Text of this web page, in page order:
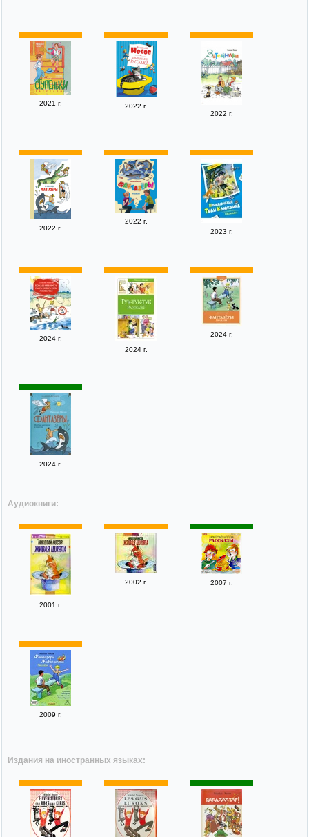
2021 г.
2022 г.
2022 г.
2022 г.
2022 г.
2023 г.
2024 г.
2024 г.
2024 г.
2024 г.
Аудиокниги:
2001 г.
2002 г. 2007 г.
2009 г.
Издания на иностранных языках: